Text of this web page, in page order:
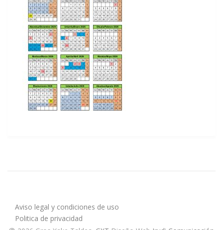
Aviso legal y condiciones de uso
Politica de privacidad